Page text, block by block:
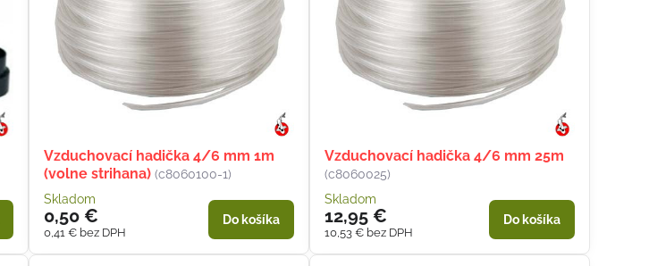
Vzduchovací hadička 4/6 mm 1m
(volne strihana) (c8060100-1)
Skladom
0,50 €
0,41 € bez DPH
Do košíka
Vzduchovací hadička 4/6 mm 25m
(c8060025)
Skladom
12,95 €
10,53 € bez DPH
Do košíka